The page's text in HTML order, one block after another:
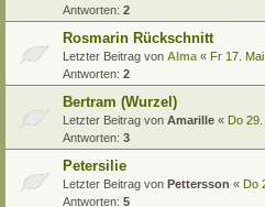
Antworten: 2
Rosmarin Rückschnitt
Letzter Beitrag von Alma « Fr 17.
Antworten: 2
Bertram (Wurzel)
Letzter Beitrag von Amarille « Do
Antworten: 3
Petersilie
Letzter Beitrag von Pettersson « Do
Antworten: 5